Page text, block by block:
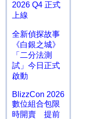
2026 Q4 正式
上線
全新偵探故事
《白銀之城》
「二分法測
試」今日正式
啟動
BlizzCon 2026
數位組合包限
時開賣 提前